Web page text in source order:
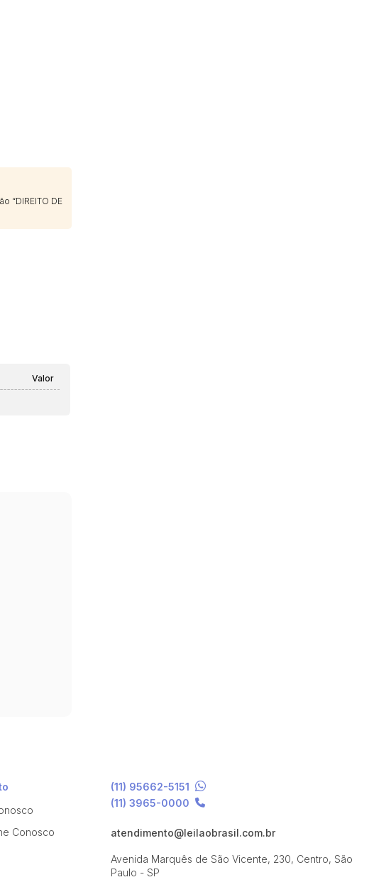
“DIREITO DE
Valor
Conosco
(11) 95662-5151
(11) 3965-0000
atendimento@leilaobrasil.com.br
Avenida Marquês de São Vicente, 230, Centro, São
Paulo - SP